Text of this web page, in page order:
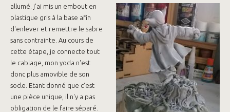
allumé. j'ai mis un embout en
plastique gris à la base afin
d'enlever et remettre le sabre
sans contrainte. Au cours de
cette étape, je connecte tout
le cablage, mon yoda n'est
donc plus amovible de son
socle. Etant donné que c'est
une pièce unique, il n'y a pas
obligation de le faire séparé.